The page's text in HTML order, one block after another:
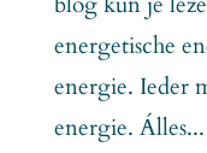
energetische
energie. Ieder
energie. Álles...